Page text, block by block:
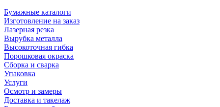
Бумажные каталоги
Изготовление на заказ
Лазерная резка
Вырубка металла
Высокоточная гибка
Порошковая окраска
Сборка и сварка
Упаковка
Услуги
Осмотр и замеры
Доставка и такелаж